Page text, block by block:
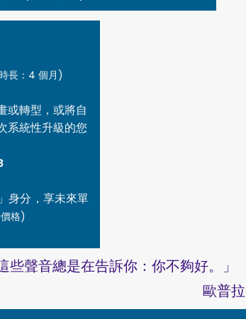
長：4 個月)
或轉型，或將自
系統性升級的您
身分，享未來單
格)
些聲音總是在告訴你：你不夠好。」
歐普拉​